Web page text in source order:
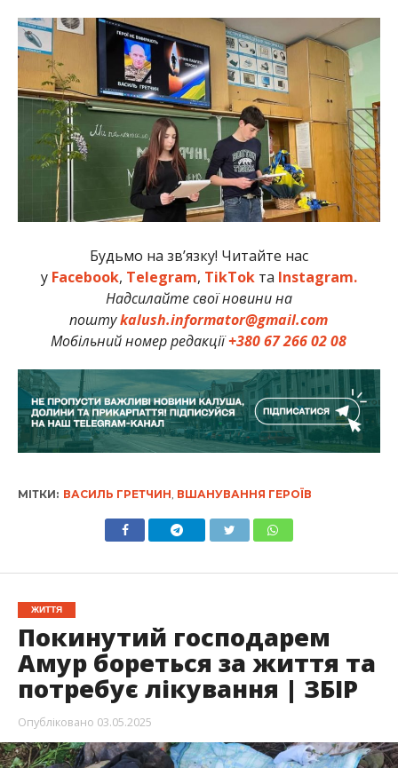
Будьмо на зв’язку! Читайте нас
у Facebook, Telegram, TikTokта Instagram.
Надсилайте свої новини на
поштуkalush.informator@gmail.com
Мобільний номер редакції+380 67 266 02 08
МІТКИ: ВАСИЛЬ ГРЕТЧИН ВШАНУВАННЯ ГЕРОЇВ
ЖИТТЯ
Покинутий господарем
Амур бореться за життя та
потребує лікування | ЗБІР
Опубліковано 03.05.2025